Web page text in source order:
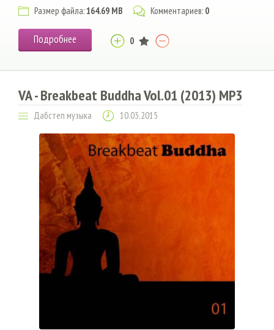
Размер файла:164.69 MB Комментариев: 0
Подробнее 0
VA - Breakbeat Buddha Vol.01 (2013) MP3
Дабстеп музыка 10.03.2015